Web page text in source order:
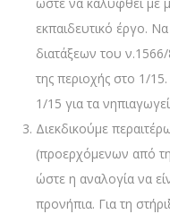
ώστε να καλυφθεί με
εκπαιδευτικό έργο.
διατάξεων του
της περιοχής στο 1/
1/15 για τα
Διεκδικούμε
(προερχόμενων από
ώστε η αναλογία να
προνήπια. Για τη